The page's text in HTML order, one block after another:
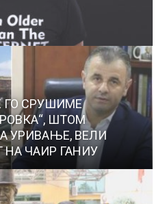
ГО СРУШИМЕ
ШТОМ
УРИВАЊЕ, ВЕЛИ
ЧАИР ГАНИУ